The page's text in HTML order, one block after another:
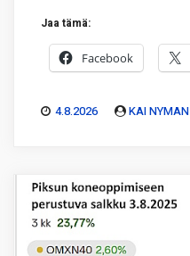
Jaa tämä:
Facebook
4.8.2026 KAI NYMAN